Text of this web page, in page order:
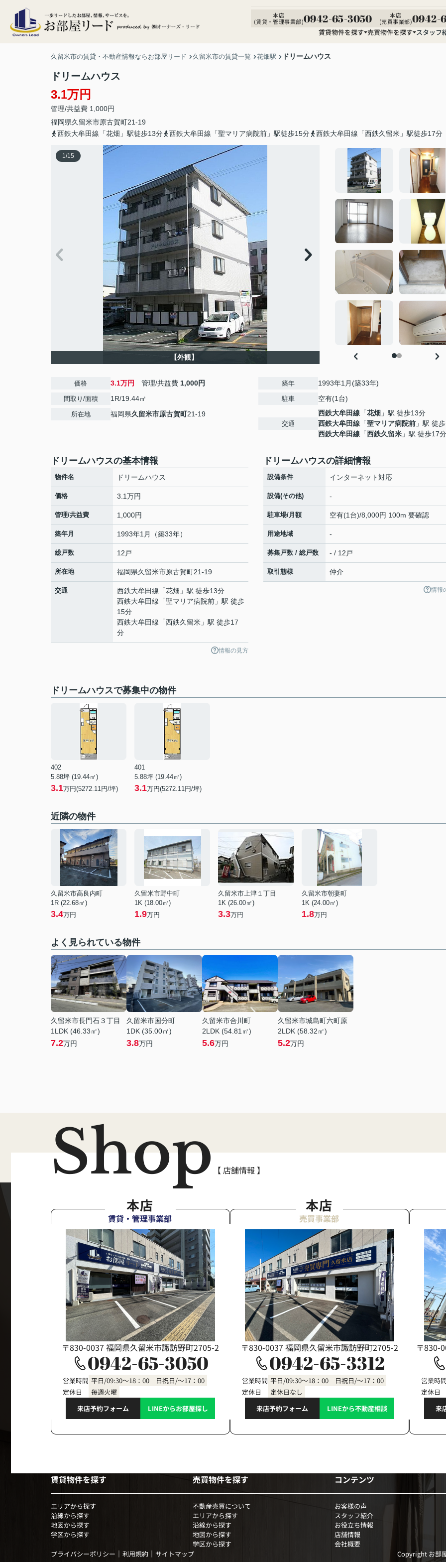
本店
(賃貸・管理事業部)0942-65-3050
本店
(売買事業部)0942-
賃貸物件を探す 売買物件を探す スタッフ
久留米市の賃貸・不動産情報ならお部屋リード 久留米市の賃貸一覧 花畑駅 ドリームハウス
ドリームハウス
3.1万円
管理/共益費 1,000円
福岡県久留米市原古賀町21-19
西鉄大牟田線「花畑」駅徒歩13分
西鉄大牟田線「聖マリア病院前」駅徒歩15分 西鉄大牟田線「西鉄久留米」駅徒歩17分
1/15
【外観】
価格 3.1万円 管理/共益費 1,000円
間取り/面積 1R/19.44㎡
所在地 福岡県久留米市原古賀町21-19
築年 1993年1月(築33年)
駐車 空有(1台)
交通
西鉄大牟田線 「花畑 」駅 徒歩13分
西鉄大牟田線 「聖マリア病院前 」駅 徒
西鉄大牟田線 「西鉄久留米 」駅 徒歩17分
ドリームハウスの基本情報
物件名 ドリームハウス
価格 3.1万円
管理/共益費 1,000円
築年月 1993年1月（築33年）
総戸数 12戸
所在地 福岡県久留米市原古賀町21-19
交通 西鉄大牟田線 「花畑 」駅 徒歩13分
西鉄大牟田線 「聖マリア病院前 」駅 徒歩
15分
西鉄大牟田線 「西鉄久留米 」駅 徒歩17
分
情報の見方
ドリームハウスの詳細情報
設備条件 インターネット対応
設備(その他) -
駐車場/月額 空有(1台)/8,000円 100m 要確認
用途地域 -
募集戸数 / 総戸数 - / 12戸
取引態様 仲介
情報
ドリームハウスで募集中の物件
402
5.88坪 (19.44㎡)
3.1万円(5272.11円/坪)
401
5.88坪 (19.44㎡)
3.1万円(5272.11円/坪)
近隣の物件
久留米市高良内町
1R (22.68㎡)
3.4万円
久留米市野中町
1K (18.00㎡)
1.9万円
久留米市上津１丁目
1K (26.00㎡)
3.3万円
久留米市朝妻町
1K (24.00㎡)
1.8万円
よく見られている物件
久留米市長門石３丁目
1LDK (46.33㎡)
7.2万円
久留米市国分町
1DK (35.00㎡)
3.8万円
久留米市合川町
2LDK (54.81㎡)
5.6万円
久留米市城島町六町原
2LDK (58.32㎡)
5.2万円
Shop 【 店舗情報 】
本店
賃貸・管理事業部
〒830-0037 福岡県久留米市諏訪野町2705-2
0942-65-3050
営業時間 平日/09:30～18：00 日祝日/～17：00
定休日
毎週火曜
来店予約フォーム
LINEからお部屋探し
本店
売買事業部
〒830-0037 福岡県久留米市諏訪野町2705-2
0942-65-3312
営業時間 平日/09:30～18：00 日祝日/～17：00
定休日
定休日なし
来店予約フォーム
LINEから不動産相談
〒830-
営業時
定休日
来
賃貸物件を探す
エリアから探す
沿線から探す
地図から探す
学区から探す
売買物件を探す
不動産売買について
エリアから探す
沿線から探す
地図から探す
学区から探す
コンテンツ
お客様の声
スタッフ紹介
お役立ち情報
店舗情報
会社概要
プライバシーポリシー ｜ 利用規約 ｜ サイトマップ Copyright お部